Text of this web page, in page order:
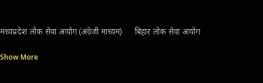
मध्यप्रदेश लोक सेवा आयोग (अंग्रेजी माध्यम) बिहार लोक सेवा आयोग
Show More